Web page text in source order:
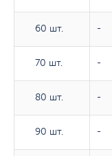
60 шт.
70 шт.
80 шт.
90 шт.
60 шт. -
70 шт. -
80 шт. -
90 шт. -